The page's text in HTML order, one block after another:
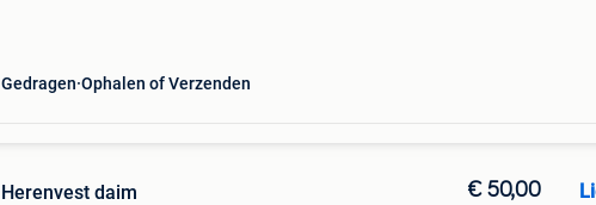
Gedragen Ophalen of Verzenden
Herenvest daim € 50,00